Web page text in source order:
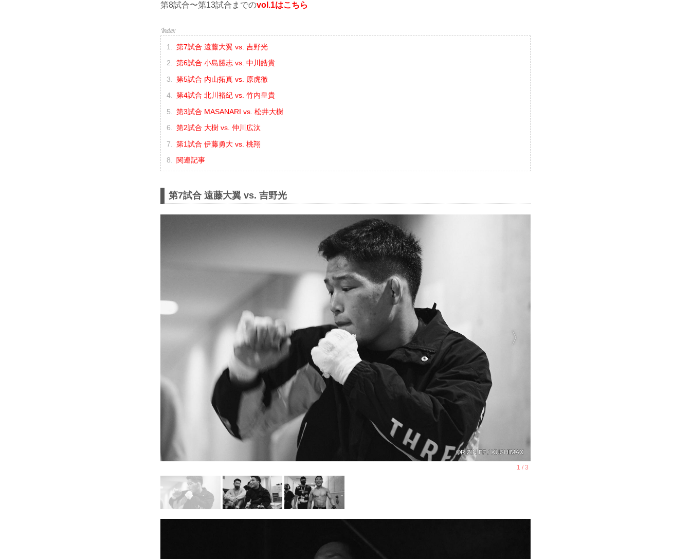
第8試合〜第13試合までのvol.1はこちら
第7試合 遠藤大翼 vs. 吉野光
第6試合 小島勝志 vs. 中川皓貴
第5試合 内山拓真 vs. 原虎徹
第4試合 北川裕紀 vs. 竹内皇貴
第3試合 MASANARI vs. 松井大樹
第2試合 大樹 vs. 仲川広汰
第1試合 伊藤勇大 vs. 桃翔
関連記事
第7試合 遠藤大翼 vs. 吉野光